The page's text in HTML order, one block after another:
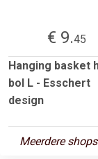
€ 9.45
Hanging basket
bol L - Esschert
design
Meerdere shops